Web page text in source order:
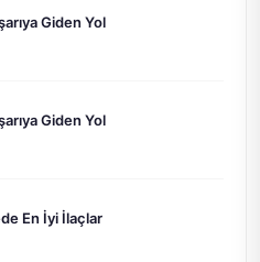
Giden Yol
Giden Yol
En İyi İlaçlar